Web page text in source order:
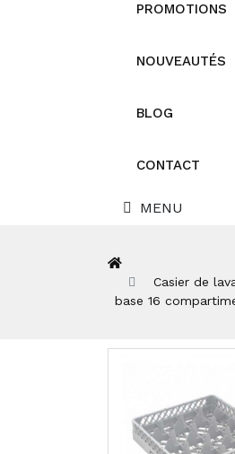
PROMOTIONS
NOUVEAUTÉS
BLOG
CONTACT
MENU
Casier de
base 16